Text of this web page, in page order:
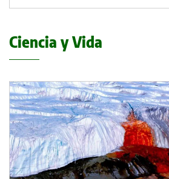
Ciencia y Vida